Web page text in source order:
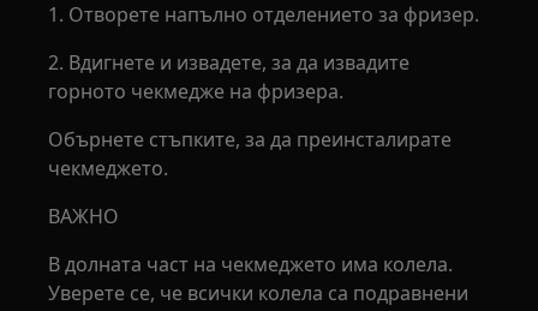
1. Отворете напълно отделението за фризер.
2. Вдигнете и извадете, за да извадите
горното чекмедже на фризера.
Обърнете стъпките, за да преинсталирате
чекмеджето.
ВАЖНО
В долната част на чекмеджето има колела.
Уверете се, че всички колела са подравнени